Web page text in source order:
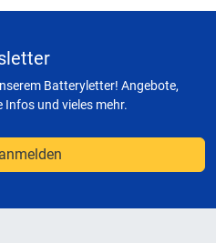
Batteryletter! Angebote,
und vieles mehr.